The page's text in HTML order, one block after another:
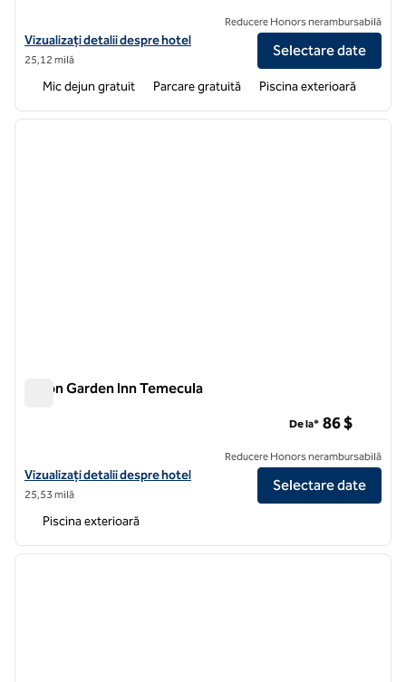
Vizualizați detaliile hotelului pentru Home2 Suites by Hilton
Vizualizați detalii despre hotel
25,12 milă
Reducere Honors nerambursabilă
Selectare date
Mic dejun gratuit Parcare gratuită Piscina exterioară
1 din 12
Hilton Garden Inn Temecula
Vizualizați detaliile hotelului Hilton Garden Inn Temecula
Vizualizați detalii despre hotel
25,53 milă
De la* 86 $
Reducere Honors nerambursabilă
Selectare date
Piscina exterioară
1 din 12